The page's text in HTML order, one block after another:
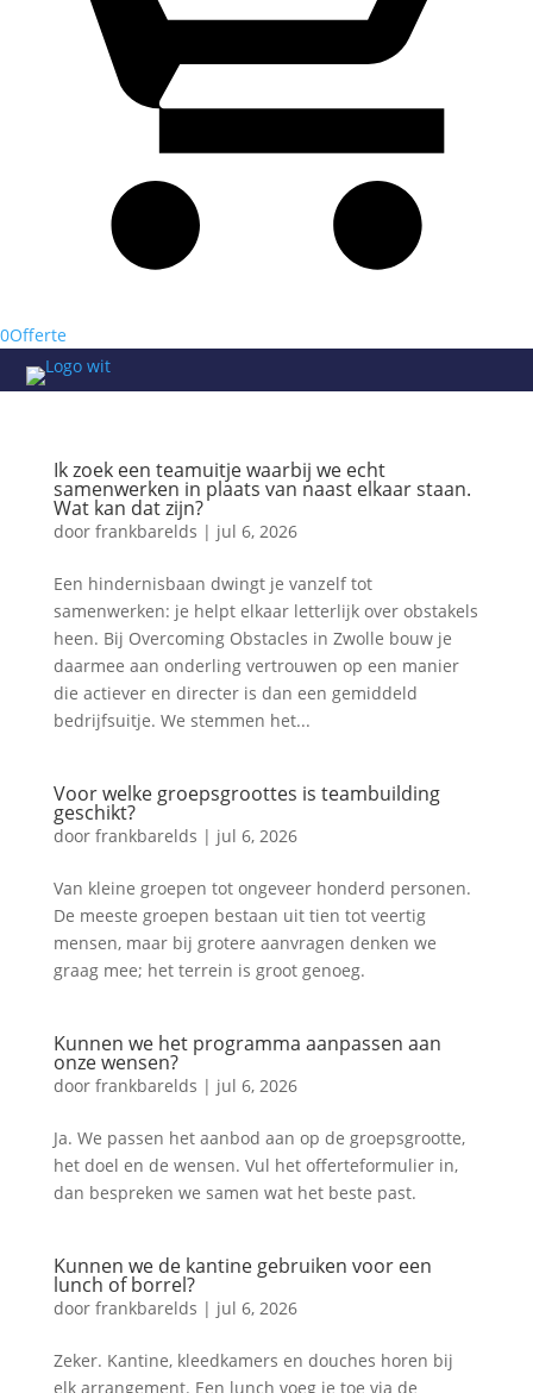
0Offerte
Ik zoek een teamuitje waarbij we echt
samenwerken in plaats van naast elkaar staan.
Wat kan dat zijn?
door frankbarelds | jul 6, 2026
Een hindernisbaan dwingt je vanzelf tot
samenwerken: je helpt elkaar letterlijk over obstakels
heen. Bij Overcoming Obstacles in Zwolle bouw je
daarmee aan onderling vertrouwen op een manier
die actiever en directer is dan een gemiddeld
bedrijfsuitje. We stemmen het...
Voor welke groepsgroottes is teambuilding
geschikt?
door frankbarelds | jul 6, 2026
Van kleine groepen tot ongeveer honderd personen.
De meeste groepen bestaan uit tien tot veertig
mensen, maar bij grotere aanvragen denken we
graag mee; het terrein is groot genoeg.
Kunnen we het programma aanpassen aan
onze wensen?
door frankbarelds | jul 6, 2026
Ja. We passen het aanbod aan op de groepsgrootte,
het doel en de wensen. Vul het offerteformulier in,
dan bespreken we samen wat het beste past.
Kunnen we de kantine gebruiken voor een
lunch of borrel?
door frankbarelds | jul 6, 2026
Zeker. Kantine, kleedkamers en douches horen bij
elk arrangement. Een lunch voeg je toe via de